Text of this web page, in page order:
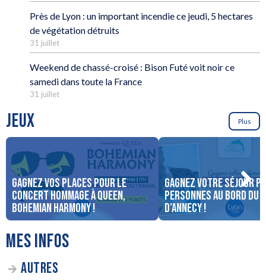
Près de Lyon : un important incendie ce jeudi, 5 hectares
de végétation détruits
31 juillet
Weekend de chassé-croisé : Bison Futé voit noir ce
samedi dans toute la France
31 juillet
JEUX Plus
Gagnez vos places pour le
concert Hommage à Queen,
Bohemian Harmony !
Gagnez votre séjour
personnes au bord du
d’Annecy !
MES INFOS
AUTRES